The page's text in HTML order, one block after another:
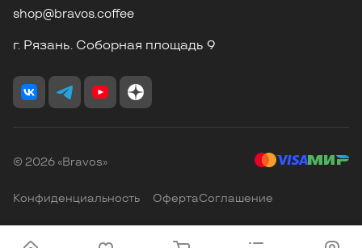
shop@bravos.coffee
г. Рязань. Соборная площадь 9
© 2026 «Bravos»
Конфиденциальность ОфертаСоглашение